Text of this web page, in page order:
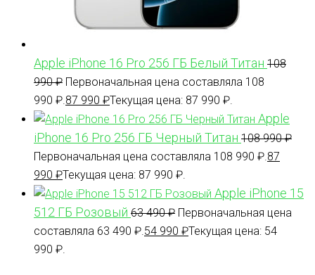
Apple iPhone 16 Pro 256 ГБ Белый Титан 108
990₽ Первоначальная цена составляла 108
990 ₽. 87 990 ₽Текущая цена: 87 990 ₽.
Apple
iPhone 16 Pro 256 ГБ Черный Титан 108 990₽
Первоначальная цена составляла 108 990 ₽. 87
990 ₽Текущая цена: 87 990 ₽.
Apple iPhone 15
512 ГБ Розовый 63 490₽ Первоначальная цена
составляла 63 490 ₽. 54 990 ₽Текущая цена: 54
990 ₽.